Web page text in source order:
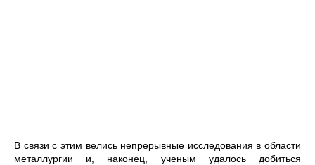
В связи с этим велись непрерывные исследования в области
металлургии и, наконец, ученым удалось добиться